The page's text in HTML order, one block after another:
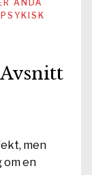
ÄNDÅ
PSYKISK
men
om en